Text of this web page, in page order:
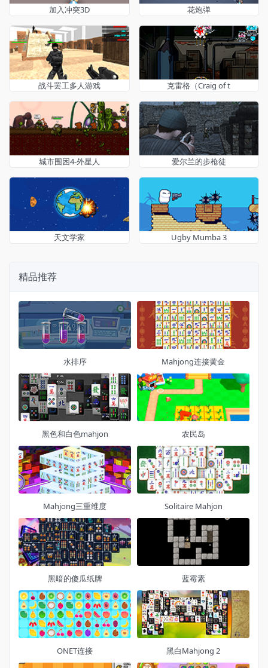
加入冲突3D 花炮弹
战斗罢工多人游戏 克雷格（Craig of t
城市围困4-外星人 爱尔兰的步枪徒
天文学家 Ugby Mumba 3
精品推荐
水排序 Mahjong连接黄金
黑色和白色mahjon 农民岛
Mahjong三重维度 Solitaire Mahjon
黑暗的傻瓜纸牌 蓝霉素
ONET连接 黑白Mahjong 2